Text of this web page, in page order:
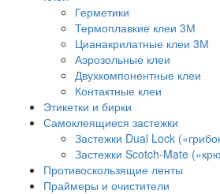
Герметики
Термоплавкие клеи 3М
Цианакрилатные клеи 3М
Аэрозольные клеи
Двухкомпонентные клеи
Контактные клеи
Этикетки и бирки
Самоклеящиеся застежки
Застежки Dual Lock
Застежки Scotch-Mate
Противоскользящие ленты
Праймеры и очистители